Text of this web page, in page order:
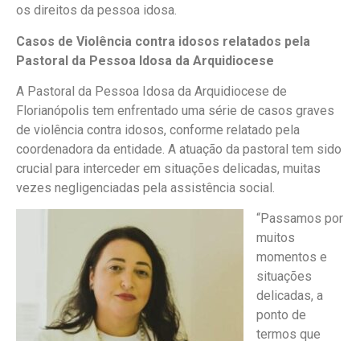
os direitos da pessoa idosa.
Casos de Violência contra idosos relatados pela
Pastoral da Pessoa Idosa da Arquidiocese
A Pastoral da Pessoa Idosa da Arquidiocese de
Florianópolis tem enfrentado uma série de casos graves
de violência contra idosos, conforme relatado pela
coordenadora da entidade. A atuação da pastoral tem sido
crucial para interceder em situações delicadas, muitas
vezes negligenciadas pela assistência social.
“Passamos por
muitos
momentos e
situações
delicadas, a
ponto de
termos que